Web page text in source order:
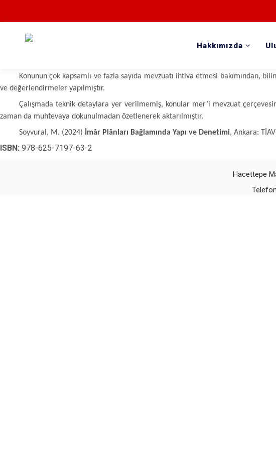
Hakkımızda
Bu kitapta, bir arazinin plânlanmasından yapının inşaasına uygun bir
Konunun çok kapsamlı ve fazla sayıda mevzuatı ihtiva etmesi bakımından,
ve değerlendirmeler yapılmıştır.
Çalışmada teknik detaylara yer verilmemiş, konular mer’i mevzuat
zaman da muhtevaya dokunulmadan özetlenerek aktarılmıştır.
Soyvural, M. (2024)
İmâr Plânları Bağlamında Yapı ve Denetimi, Ankara: TİAV
ISBN: 978-625-7197-63-2
Hacettepe